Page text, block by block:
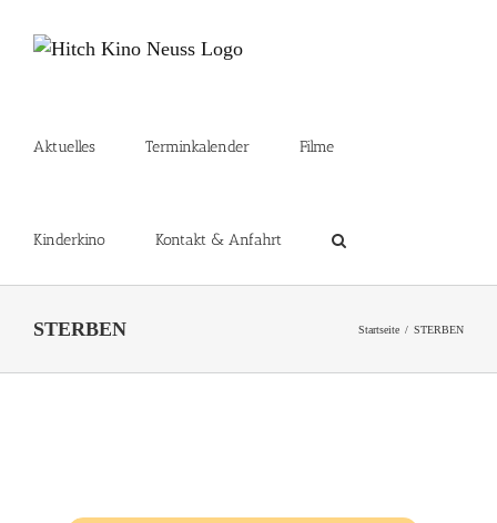
Inhalt
Aktuelles Terminkalender Filme
Kinderkino Kontakt & Anfahrt
STERBEN Startseite STERBEN